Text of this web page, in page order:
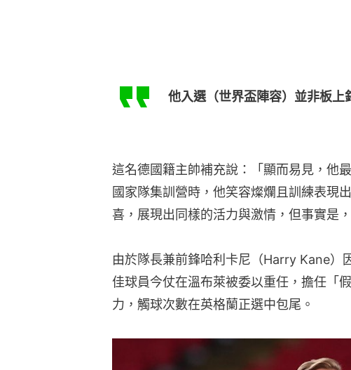
他入選（世界盃陣容）並非板上
這名德國籍主帥補充說：「顯而易見，他
國家隊集訓營時，他笑容燦爛且訓練表現
喜，展現出同樣的活力與激情，但事實是
由於隊長兼前鋒哈利卡尼（Harry Kane）
佳球員今仗在溫布萊被委以重任，擔任「
力，觸球次數在英格蘭正選中包尾。